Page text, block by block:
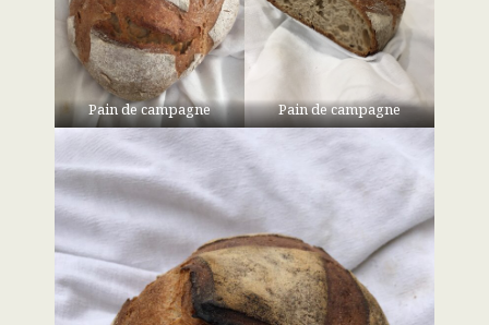
Pain de campagne Pain de campagne